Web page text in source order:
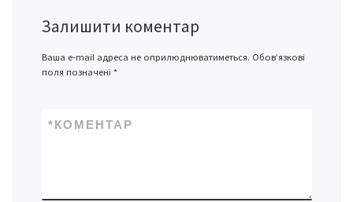
Залишити коментар
Ваша e-mail адреса не оприлюднюватиметься. Обов’язкові
поля позначені *
КОМЕНТАР
*